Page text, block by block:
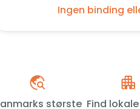
Ingen binding
største Find